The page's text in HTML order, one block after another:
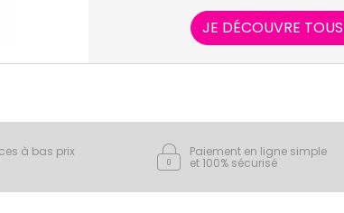
JE DÉCOUVRE
à bas prix Paiement en ligne simple
et 100% sécurisé